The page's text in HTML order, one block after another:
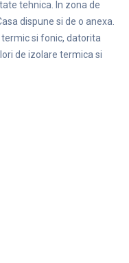
tehnica. In zona de
dispune si de o anexa.
si fonic, datorita
de izolare termica si